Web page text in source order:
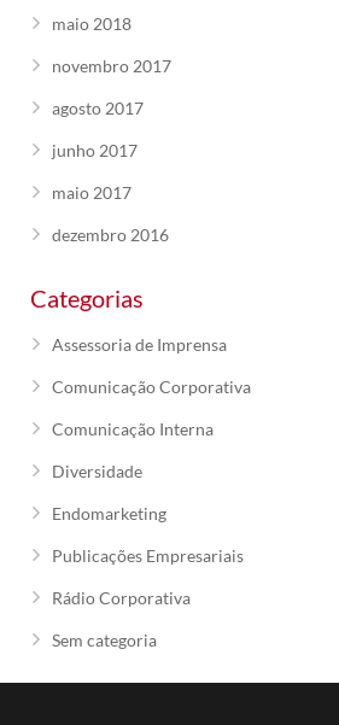
maio 2018
novembro 2017
agosto 2017
junho 2017
maio 2017
dezembro 2016
Categorias
Assessoria de Imprensa
Comunicação Corporativa
Comunicação Interna
Diversidade
Endomarketing
Publicações Empresariais
Rádio Corporativa
Sem categoria